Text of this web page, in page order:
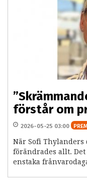
förstår om
2026-05-25 03:00
När Sofi
förändrades allt. Det
enstaka